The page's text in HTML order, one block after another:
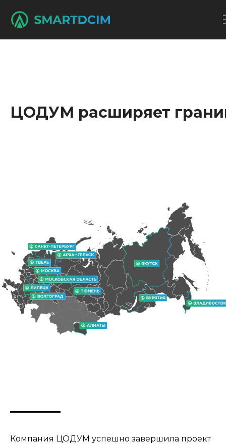
ЦОДУМ расширяет
Компания ЦОДУМ успешно завершила проект